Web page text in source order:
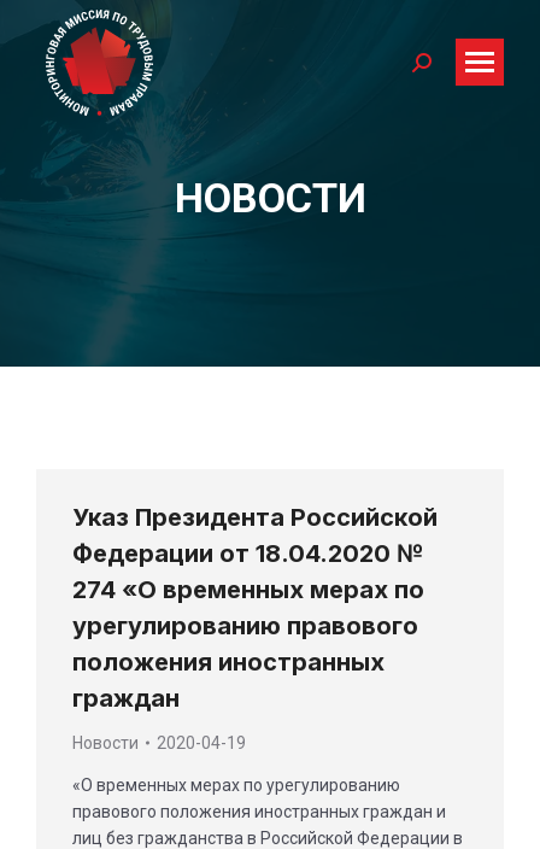
Search:
НОВОСТИ
You are here:
Указ Президента Российской
Федерации от 18.04.2020 №
274 «О временных мерах по
урегулированию правового
положения иностранных
граждан
Новости 2020-04-19
«О временных мерах по урегулированию
правового положения иностранных граждан и
лиц без гражданства в Российской Федерации в